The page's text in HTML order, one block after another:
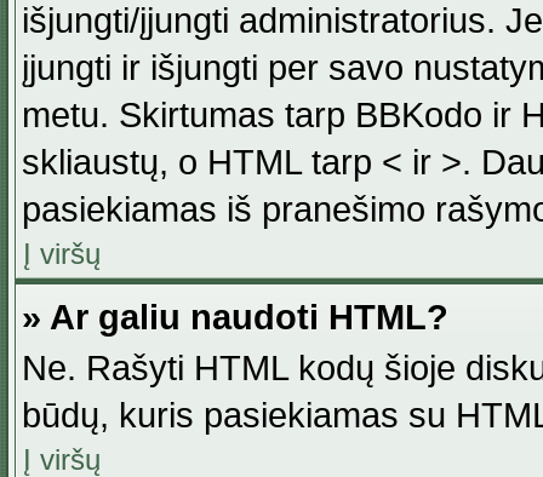
išjungti/įjungti administratorius.
įjungti ir išjungti per savo
metu. Skirtumas tarp BBKodo ir
skliaustų, o HTML tarp < ir >.
pasiekiamas iš pranešimo
Į viršų
» Ar galiu naudoti HTML?
Ne. Rašyti HTML kodų šioje
būdų, kuris pasiekiamas su
Į viršų